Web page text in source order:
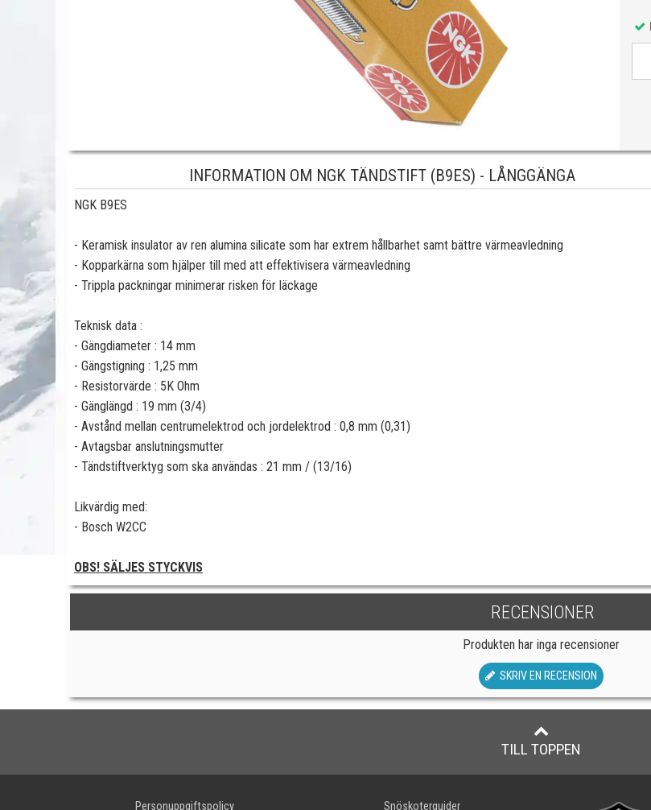
INFORMATION OM NGK TÄNDSTIFT (B9ES) - LÅNGGÄNGA
NGK B9ES
- Keramisk insulator av ren alumina silicate som har extrem hållbarhet samt bättre värmeavledning
- Kopparkärna som hjälper till med att effektivisera värmeavledning
- Trippla packningar minimerar risken för läckage
Teknisk data :
- Gängdiameter : 14 mm
- Gängstigning : 1,25 mm
- Resistorvärde : 5K Ohm
- Gänglängd : 19 mm (3/4)
- Avstånd mellan centrumelektrod och jordelektrod : 0,8 mm (0,31)
- Avtagsbar anslutningsmutter
- Tändstiftverktyg som ska användas : 21 mm / (13/16)
Likvärdig med:
- Bosch W2CC
OBS! SÄLJES STYCKVIS
RECENSIONER
Produkten har inga recensioner
SKRIV EN RECENSION
TILL TOPPEN
Personuppgiftspolicy Snöskoterguider